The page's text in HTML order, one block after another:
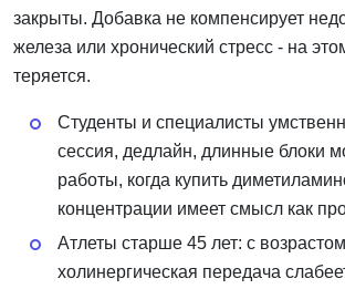
закрыты. Добавка не компенсирует
железа или хронический стресс - на
теряется.
Студенты и специалисты
сессия, дедлайн, длинные блоки
работы, когда купить
концентрации имеет смысл как
Атлеты старше 45 лет: с возрастом
холинергическая передача